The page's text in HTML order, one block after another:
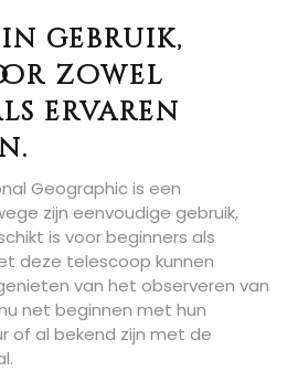
gebruik,
zowel
ervaren
Geographic is een
zijn eenvoudige gebruik,
is voor beginners als
deze telescoop kunnen
van het observeren van
net beginnen met hun
of al bekend zijn met de